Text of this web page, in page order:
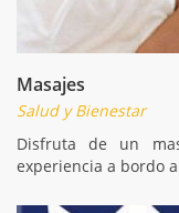
Masajes
Salud y Bienestar
Disfruta de un
experiencia a bordo